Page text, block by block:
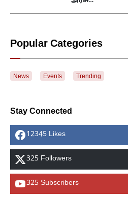
Popular Categories
News Events Trending
Stay Connected
12345 Likes
325 Followers
325 Subscribers